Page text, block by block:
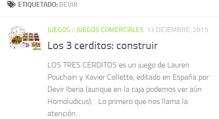
ETIQUETADO: DEVIR
JUEGOS / JUEGOS COMERCIALES 13 DICIEMBRE, 2015
Los 3 cerditos: construir
LOS TRES CERDITOS es un juego de Lauren
Pouchain y Xavier Collette, editado en España por
Devir Iberia (aunque en la caja podemos ver aún
Homoludicus). Lo primero que nos llama la
atención...